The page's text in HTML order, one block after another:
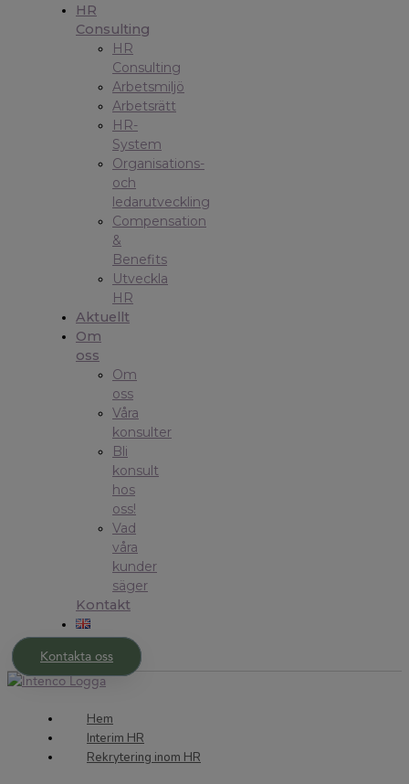
HR
Consulting
HR
Consulting
Arbetsmiljö
Arbetsrätt
HR-
System
Organisations-
och
ledarutveckling
Compensation
&
Benefits
Utveckla
HR
Aktuellt
Om
oss
Om
oss
Våra
konsulter
Bli
konsult
hos
oss!
Vad
våra
kunder
säger
Kontakt
Kontakta oss
Hem
Interim HR
Rekrytering inom HR